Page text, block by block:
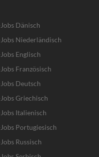
Dänisch
Niederländisch
Englisch
Französisch
Deutsch
Griechisch
Italienisch
Portugiesisch
Russisch